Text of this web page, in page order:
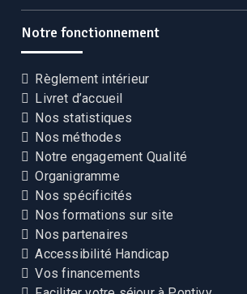
CEKCBCEKCBCEKCB
Notre fonctionnement
Règlement intérieur
Livret d’accueil
Nos statistiques
Nos méthodes
Notre engagement Qualité
Organigramme
Nos spécificités
Nos formations sur site
Nos partenaires
Accessibilité Handicap
Vos financements